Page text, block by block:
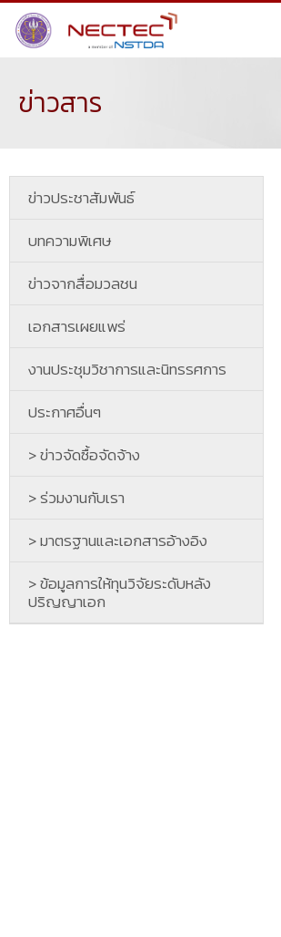
ข่าวสาร
ข่าวประชาสัมพันธ์
บทความพิเศษ
ข่าวจากสื่อมวลชน
เอกสารเผยแพร่
งานประชุมวิชาการและนิทรรศการ
ประกาศอื่นๆ
> ข่าวจัดซื้อจัดจ้าง
> ร่วมงานกับเรา
> มาตรฐานและเอกสารอ้างอิง
> ข้อมูลการให้ทุนวิจัยระดับหลัง
ปริญญาเอก